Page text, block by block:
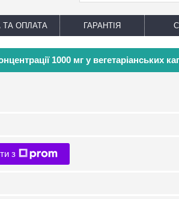
ТА ОПЛАТА ГАРАНТІЯ
1000 мг у вегетаріанських
з